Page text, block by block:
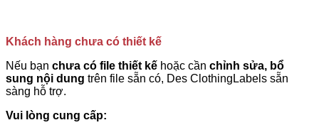
Khách hàng chưa có thiết kế
Nếu bạn chưa có file thiết kế hoặc cần chỉnh sửa, bổ
sung nội dung trên file sẵn có, Des ClothingLabels sẵn
sàng hỗ trợ.
Vui lòng cung cấp: